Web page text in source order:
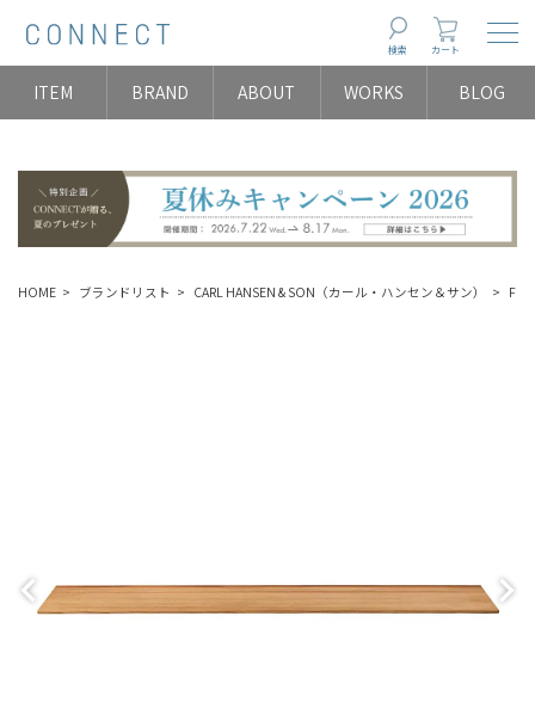
検索 カート
ITEM BRAND ABOUT WORKS BLOG
HOME ブランドリスト CARL HANSEN & SON（カール・ハンセン＆サン）